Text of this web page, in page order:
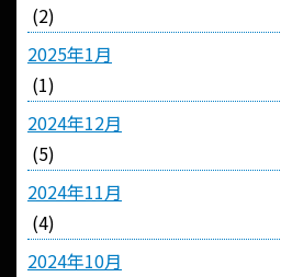
(2)
2025年1月
(1)
2024年12月
(5)
2024年11月
(4)
2024年10月